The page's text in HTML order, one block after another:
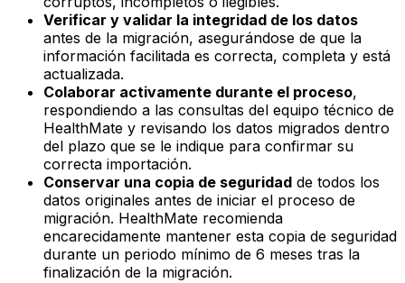
Verificar y validar la integridad de los datos
antes de la migración, asegurándose de que la
información facilitada es correcta, completa y está
actualizada.
Colaborar activamente durante el proceso,
respondiendo a las consultas del equipo técnico de
HealthMate y revisando los datos migrados dentro
del plazo que se le indique para confirmar su
correcta importación.
Conservar una copia de seguridad de todos los
datos originales antes de iniciar el proceso de
migración. HealthMate recomienda
encarecidamente mantener esta copia de seguridad
durante un periodo mínimo de 6 meses tras la
finalización de la migración.